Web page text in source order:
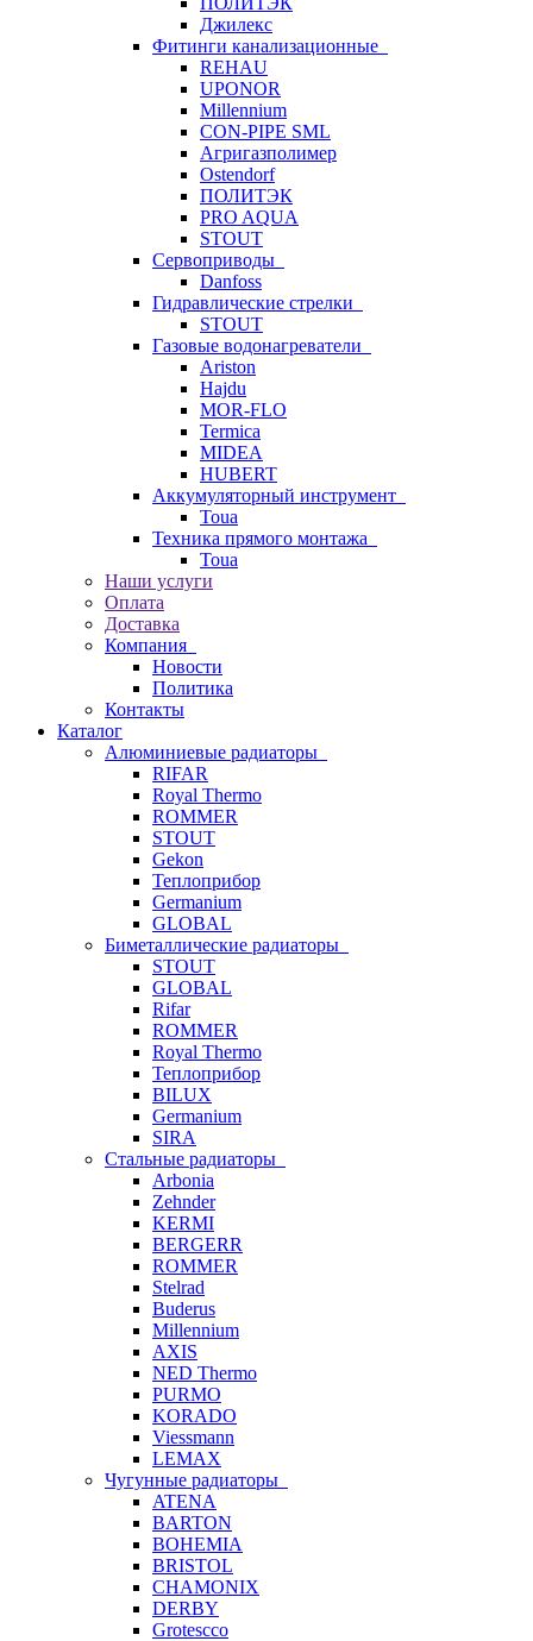
Джилекс
Фитинги канализационные
REHAU
UPONOR
Millennium
CON-PIPE SML
Агригазполимер
Ostendorf
ПОЛИТЭК
PRO AQUA
STOUT
Сервоприводы
Danfoss
Гидравлические стрелки
STOUT
Газовые водонагреватели
Ariston
Hajdu
MOR-FLO
Termica
MIDEA
HUBERT
Аккумуляторный инструмент
Toua
Техника прямого монтажа
Toua
Наши услуги
Оплата
Доставка
Компания
Новости
Политика
Контакты
Каталог
Алюминиевые радиаторы
RIFAR
Royal Thermo
ROMMER
STOUT
Gekon
Теплоприбор
Germanium
GLOBAL
Биметаллические радиаторы
STOUT
GLOBAL
Rifar
ROMMER
Royal Thermo
Теплоприбор
BILUX
Germanium
SIRA
Стальные радиаторы
Arbonia
Zehnder
KERMI
BERGERR
ROMMER
Stelrad
Buderus
Millennium
AXIS
NED Thermo
PURMO
KORADO
Viessmann
LEMAX
Чугунные радиаторы
ATENA
BARTON
BOHEMIA
BRISTOL
CHAMONIX
DERBY
Grotescco